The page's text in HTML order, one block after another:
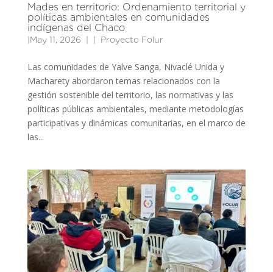
Mades en territorio: Ordenamiento territorial y
políticas ambientales en comunidades
indígenas del Chaco
May 11, 2026 Proyecto Folur
Las comunidades de Yalve Sanga, Nivaclé Unida y
Macharety abordaron temas relacionados con la
gestión sostenible del territorio, las normativas y las
políticas públicas ambientales, mediante metodologías
participativas y dinámicas comunitarias, en el marco de
las...